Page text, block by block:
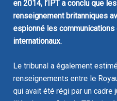
en 2014, l’IPT a conclu que
renseignement britanniques
espionné les
internationaux.
Le tribunal a également
renseignements entre le
qui avait été régi par un cadre